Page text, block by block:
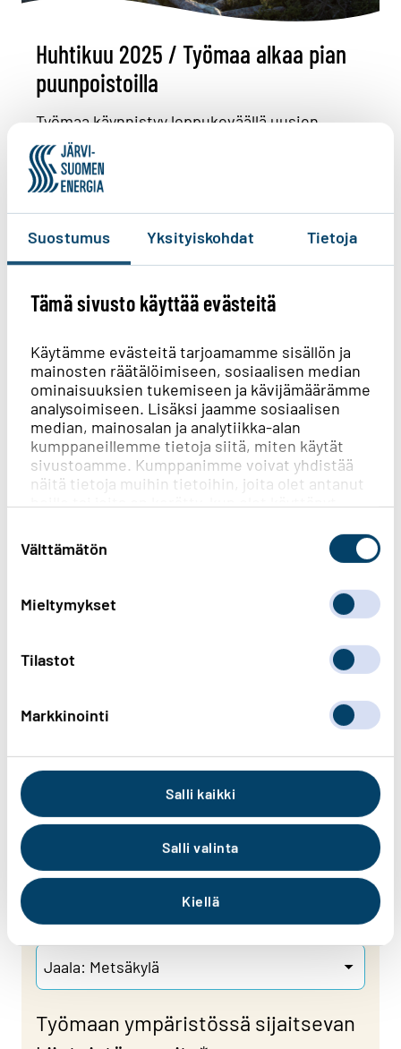
Suostumus Yksityiskohdat Tietoja
Tämä sivusto käyttää evästeitä
Käytämme evästeitä tarjoamamme sisällön ja
mainosten räätälöimiseen, sosiaalisen median
ominaisuuksien tukemiseen ja kävijämäärämme
analysoimiseen. Lisäksi jaamme sosiaalisen
median, mainosalan ja analytiikka-alan
kumppaneillemme tietoja siitä, miten käytät
sivustoamme. Kumppanimme voivat yhdistää
näitä tietoja muihin tietoihin, joita olet antanut
heille tai joita on kerätty, kun olet käyttänyt
valinta
Välttämätön
Mieltymykset
Tilastot
Markkinointi
Salli kaikki
Salli valinta
Kiellä
Huhtikuu 2025 / Työmaa alkaa pian
puunpoistoilla
Työmaa käynnistyy loppukeväällä uusien
ilmajohto-osuuksien valmistelulla poistamalla
puut tulevilta johtokaduilta. Kesän mittaan
hanke jatkuu maakaapeloinneilla.
Palautekysely Mikkeli:
Himalanpohja työmaasta
Kerro, miten mielestäsi onnistuimme
työmaassa. Kokemuksesi ovat meille tärkeitä,
sillä niiden avulla voimme jatkossa parantaa
toimintaamme. Paljon kiitoksia ajastasi!
"*" näyttää pakolliset kentät
Nimi*
Etunimi
Sähköposti
Valmistunut työmaa, jota palaute koskee*
Työmaan ympäristössä sijaitsevan